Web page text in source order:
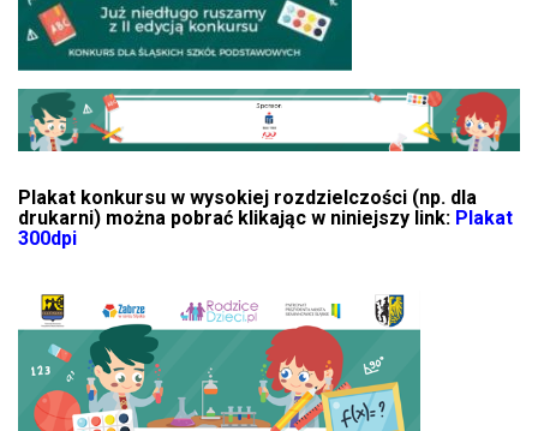
Plakat konkursu w wysokiej rozdzielczości (np. dla
drukarni) można pobrać klikając w niniejszy link: Plakat
300dpi